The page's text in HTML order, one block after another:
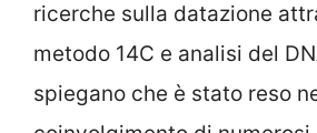
ricerche sulla datazione
metodo 14C e analisi del
spiegano che è stato reso